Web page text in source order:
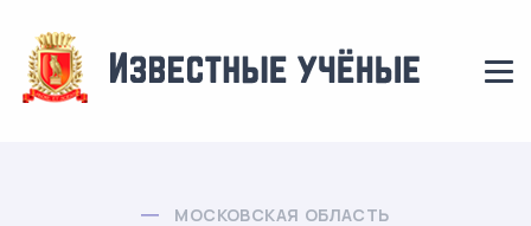
МОСКОВСКАЯ ОБЛАСТЬ